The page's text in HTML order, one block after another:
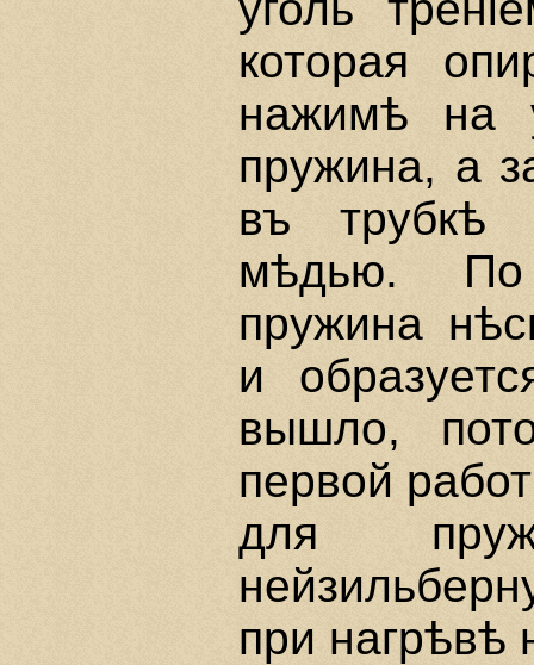
которая
нажимѣ на
пружина, а
въ трубкѣ
мѣдью. По
пружина
и
вышло,
первой
для
при нагрѣвѣ